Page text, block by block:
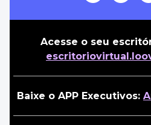
Acesse o seu
Baixe o APP Executivos: